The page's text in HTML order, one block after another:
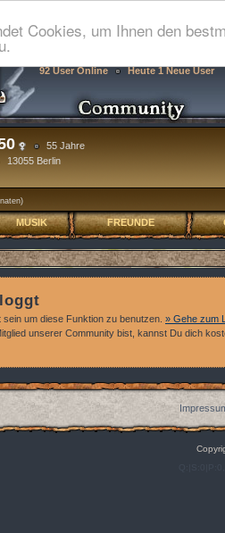
Cookies, um Ihnen den
92 User Online Heute 1 Neue User
55 Jahre
13055 Berlin
MUSIK FREUNDE
sein um diese Funktion zu benutzen. » Gehe zum
unserer Community bist, kannst Du dich